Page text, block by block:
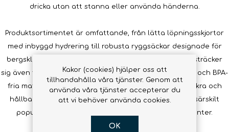
dricka utan att stanna eller använda händerna.
Produktsortimentet är omfattande, från lätta löpningsskjortor
med inbyggd hydrering till robusta ryggsäckar designade för
bergsklättring och multisport. Camelbaks innovation sträcker
sig även till utvecklingen av antimikrobiella teknologier och BPA-
fria material, vilket säkerställer att produkterna är säkra och
hållbara. Detta fokus på kvalitet och hälsa gör dem särskilt
populära bland hälsa- och miljömedvetna konsumenter.
Kakor (cookies) hjälper oss att
tillhandahålla våra tjänster. Genom att
använda våra tjänster accepterar du
att vi behöver använda cookies.
OK